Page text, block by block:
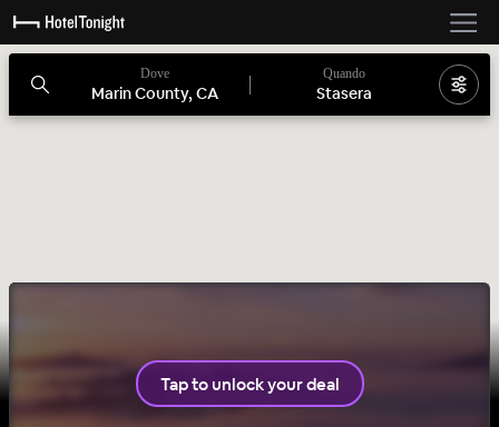
Dove
Marin County, CA
Quando
Stasera
Tap to unlock your deal